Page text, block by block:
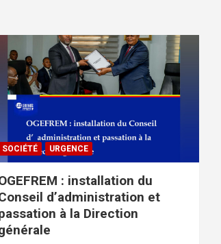
SOCIÉTÉ URGENCE
: installation du
d’administration et
à la Direction